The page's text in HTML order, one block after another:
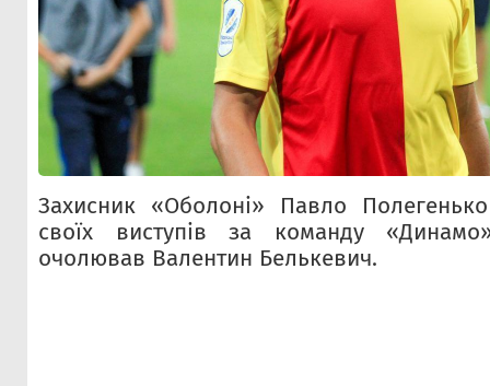
Захисник «Оболоні» Павло
своїх виступів за команду
очолював Валентин Белькевич.